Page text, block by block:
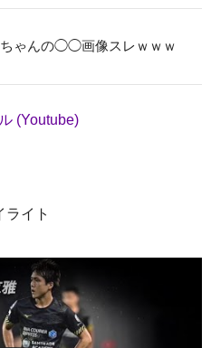
ちゃんの◯◯画像スレｗｗｗ
(Youtube)
ライト